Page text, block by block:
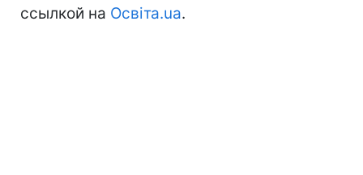
ссылкой на Освіта.ua.